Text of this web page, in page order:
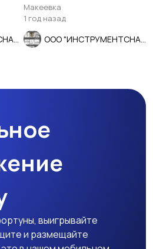
мелкий шаг, СССР.
Макеевка
1 год назад
выигрывайте
и размещайте